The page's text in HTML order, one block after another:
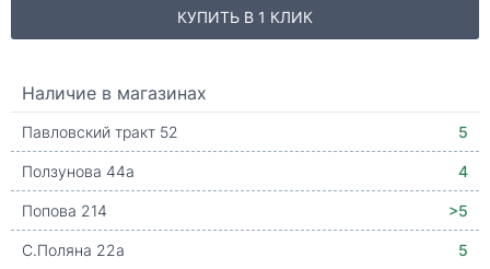
КУПИТЬ В 1 КЛИК
Наличие в магазинах
Павловский тракт 52
5
Ползунова 44а
4
Попова 214
>5
С.Поляна 22а
5